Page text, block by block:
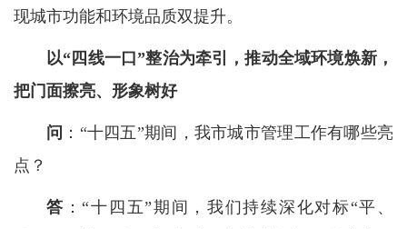
现城市功能和环境品质双提升。
以“四线一口”整治为牵引，推动全域环境焕新，
把门面擦亮、形象树好
问 ：“十四五”期间，我市城市管理工作有哪些亮
点？
答 ：“十四五”期间，我们持续深化对标“平、